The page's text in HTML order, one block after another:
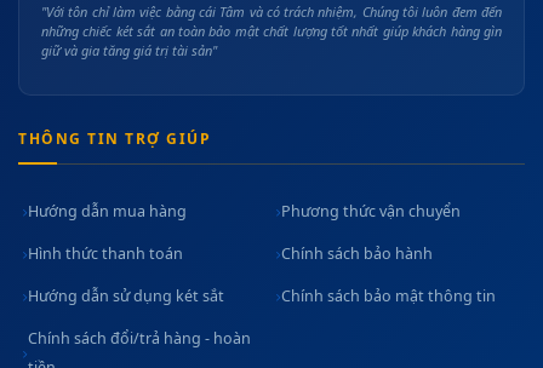
"Với tôn chỉ làm việc bằng cái Tâm và có trách nhiệm, Chúng tôi luôn đem đến
những chiếc két sắt an toàn bảo mật chất lượng tốt nhất giúp khách hàng gìn
giữ và gia tăng giá trị tài sản"
THÔNG TIN TRỢ GIÚP
Hướng dẫn mua hàng Phương thức vận chuyển
Hình thức thanh toán Chính sách bảo hành
Hướng dẫn sử dụng két sắt Chính sách bảo mật thông tin
Chính sách đổi/trả hàng - hoàn